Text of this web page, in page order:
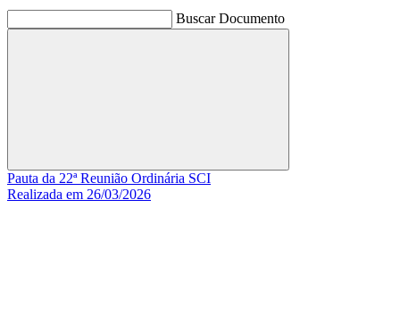
Buscar Documento
Buscar
Pauta da 22ª Reunião Ordinária SCI
Realizada em 26/03/2026